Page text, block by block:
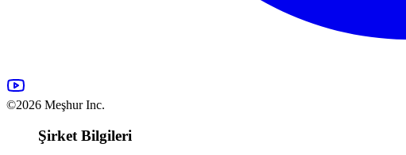
©2026 Meşhur Inc.
Şirket Bilgileri